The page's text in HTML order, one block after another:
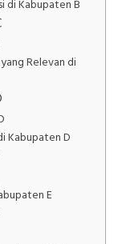
di Kabupaten B
Relevan di
Kabupaten D
E